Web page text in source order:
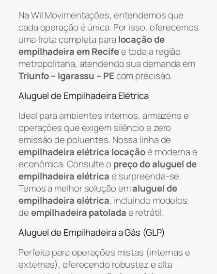
Na Wil Movimentações, entendemos que
cada operação é única. Por isso, oferecemos
uma frota completa para locação de
empilhadeira em Recifee toda a região
metropolitana, atendendo sua demanda em
Triunfo – Igarassu – PEcom precisão.
Aluguel de Empilhadeira Elétrica
Ideal para ambientes internos, armazéns e
operações que exigem silêncio e zero
emissão de poluentes. Nossa linha de
empilhadeira elétrica locaçãoé moderna e
econômica. Consulte o preço do aluguel de
empilhadeira elétricae surpreenda-se.
Temos a melhor solução emaluguel de
empilhadeira elétrica, incluindo modelos
deempilhadeira patoladae retrátil.
Aluguel de Empilhadeira a Gás (GLP)
Perfeita para operações mistas (internas e
externas), oferecendo robustez e alta